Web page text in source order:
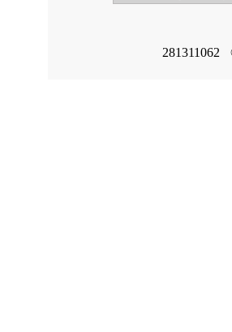
281311062